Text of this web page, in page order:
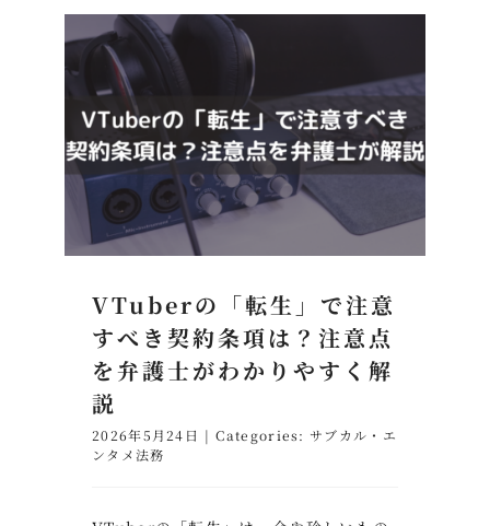
VTuberの「転生」で注意
すべき契約条項は？注意点
を弁護士がわかりやすく解
説
2026年5月24日 | Categories: サブカル・エ
ンタメ法務